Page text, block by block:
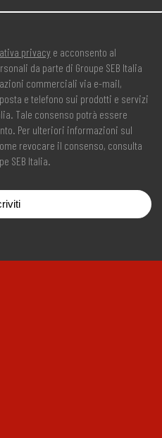
privacy e acconsento al
da parte di Groupe SEB Italia
commerciali via e-mail,
e telefono sui prodotti e servizi
Tale consenso potrà essere
Per ulteriori informazioni sul
revocare il consenso, consulta
SEB Italia.